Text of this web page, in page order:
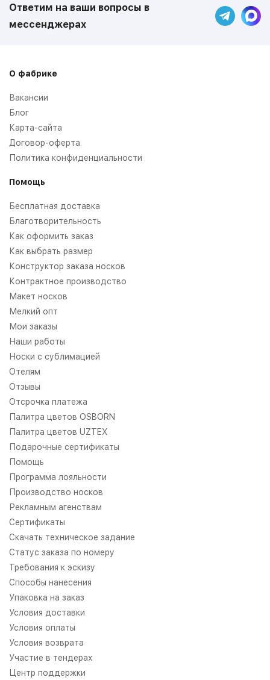
Ответим на ваши вопросы в
мессенджерах
О фабрике
Вакансии
Блог
Карта-сайта
Договор-оферта
Политика конфиденциальности
Помощь
Бесплатная доставка
Благотворительность
Как оформить заказ
Как выбрать размер
Конструктор заказа носков
Контрактное производство
Макет носков
Мелкий опт
Мои заказы
Наши работы
Носки с сублимацией
Отелям
Отзывы
Отсрочка платежа
Палитра цветов OSBORN
Палитра цветов UZTEX
Подарочные сертификаты
Помощь
Программа лояльности
Производство носков
Рекламным агенствам
Сертификаты
Скачать техническое задание
Статус заказа по номеру
Требования к эскизу
Способы нанесения
Упаковка на заказ
Условия доставки
Условия оплаты
Условия возврата
Участие в тендерах
Центр поддержки